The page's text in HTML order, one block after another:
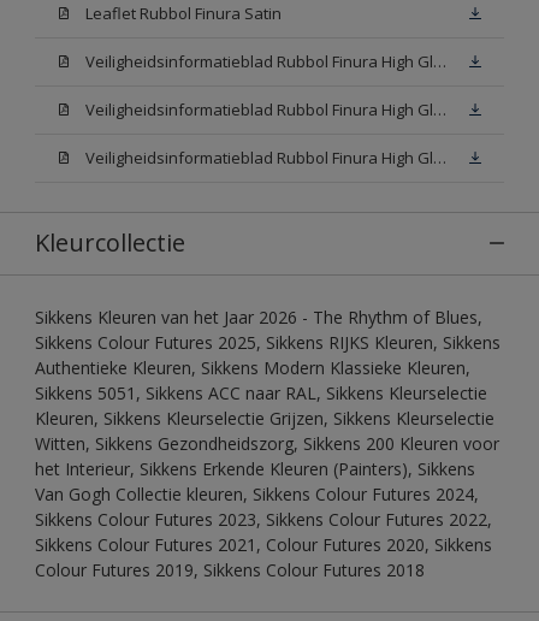
Leaflet Rubbol Finura Satin
Veiligheidsinformatieblad Rubbol Finura High Gloss W05 (MSDS)
Veiligheidsinformatieblad Rubbol Finura High Gloss White (MSDS)
Veiligheidsinformatieblad Rubbol Finura High Gloss N00 (MSDS)
Kleurcollectie
Sikkens Kleuren van het Jaar 2026 - The Rhythm of Blues,
Sikkens Colour Futures 2025, Sikkens RIJKS Kleuren, Sikkens
Authentieke Kleuren, Sikkens Modern Klassieke Kleuren,
Sikkens 5051, Sikkens ACC naar RAL, Sikkens Kleurselectie
Kleuren, Sikkens Kleurselectie Grijzen, Sikkens Kleurselectie
Witten, Sikkens Gezondheidszorg, Sikkens 200 Kleuren voor
het Interieur, Sikkens Erkende Kleuren (Painters), Sikkens
Van Gogh Collectie kleuren, Sikkens Colour Futures 2024,
Sikkens Colour Futures 2023, Sikkens Colour Futures 2022,
Sikkens Colour Futures 2021, Colour Futures 2020, Sikkens
Colour Futures 2019, Sikkens Colour Futures 2018